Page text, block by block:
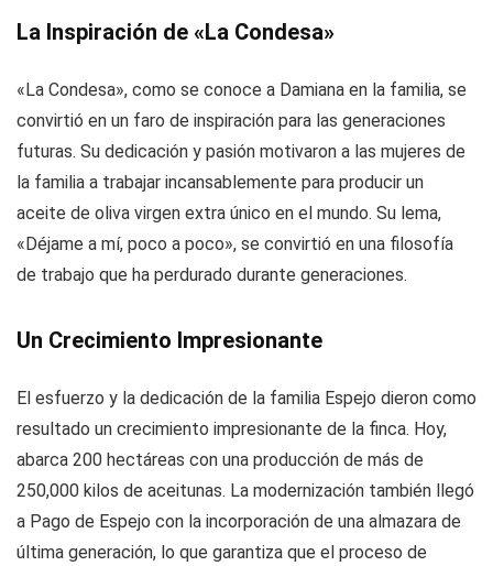
La Inspiración de «La Condesa»
«La Condesa», como se conoce a Damiana en la familia, se
convirtió en un faro de inspiración para las generaciones
futuras. Su dedicación y pasión motivaron a las mujeres de
la familia a trabajar incansablemente para producir un
aceite de oliva virgen extra único en el mundo. Su lema,
«Déjame a mí, poco a poco», se convirtió en una filosofía
de trabajo que ha perdurado durante generaciones.
Un Crecimiento Impresionante
El esfuerzo y la dedicación de la familia Espejo dieron como
resultado un crecimiento impresionante de la finca. Hoy,
abarca 200 hectáreas con una producción de más de
250,000 kilos de aceitunas. La modernización también llegó
a Pago de Espejo con la incorporación de una almazara de
última generación, lo que garantiza que el proceso de